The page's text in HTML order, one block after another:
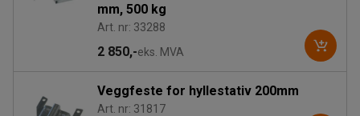
mm, 500 kg
Art. nr: 33288
2 850,-eks. MVA
Veggfeste for hyllestativ 200mm
Art. nr: 31817